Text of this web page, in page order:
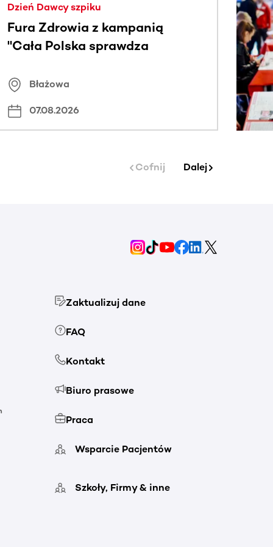
Dzień Dawcy szpiku
Fura Zdrowia z kampanią
"Cała Polska sprawdza
Błażowa
07.08.2026
Cofnij Dalej
Zaktualizuj dane
FAQ
Kontakt
Biuro prasowe
Praca
Wsparcie Pacjentów
Szkoły, Firmy & inne